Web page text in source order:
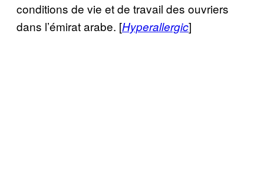
conditions de vie et de travail des ouvriers
dans l’émirat arabe. [Hyperallergic]